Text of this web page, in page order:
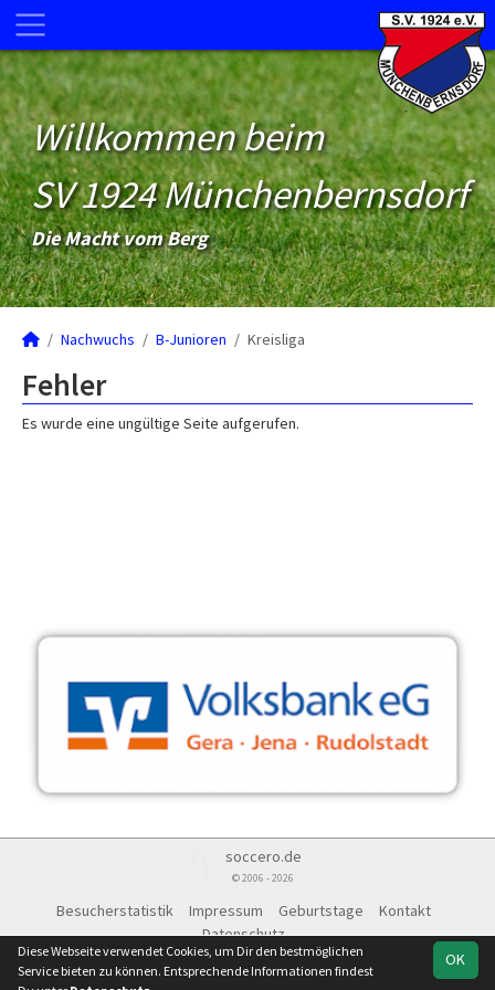
Willkommen beim
SV 1924 Münchenbernsdorf
Die Macht vom Berg
Nachwuchs B-Junioren Kreisliga
Fehler
Es wurde eine ungültige Seite aufgerufen.
soccero.de
© 2006 - 2026
Besucherstatistik Impressum Geburtstage
Kontakt
Datenschutz
OK
Diese Webseite verwendet Cookies, um Dir den bestmöglichen
Service bieten zu können. Entsprechende Informationen findest